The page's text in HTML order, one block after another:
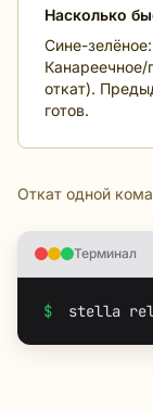
Насколько
Сине-зелёное:
Канареечное/
откат).
готов.
Откат одной
Терминал
$